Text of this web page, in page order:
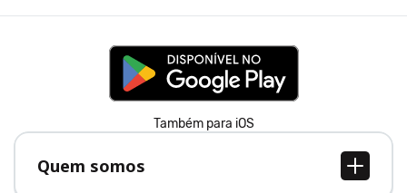
Também para iOS
Quem somos